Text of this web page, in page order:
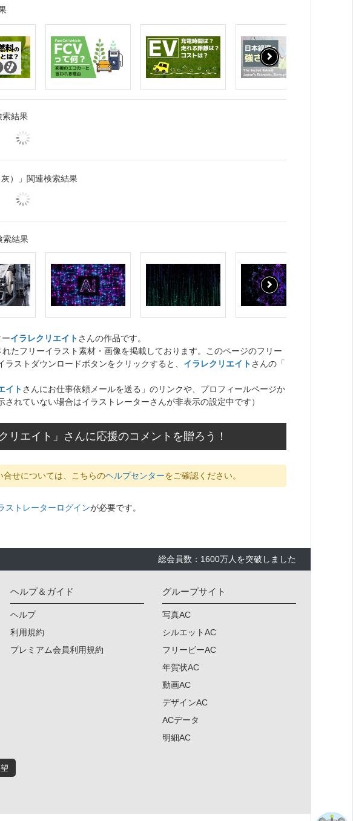
索結果
）」関連検索結果
索結果
イラレクリエイトさんの作品です。
たフリーイラスト素材・画像を掲載しております。このページのフリー
ラストダウンロードボタンをクリックすると、 イラレクリエイトさんの「
イトさんにお仕事依頼メールを送る」のリンクや、プロフィールページか
れていない場合はイラストレーターさんが非表示の設定中です）
エイト」さんに応援のコメントを贈ろう！
せについては、こちらのヘルプセンターをご確認ください。
ストレーターログインが必要です。
総会員数：1600万人を突破しました
ヘルプ＆ガイド
ヘルプ
利用規約
プレミアム会員利用規約
グループサイト
写真AC
シルエットAC
フリービーAC
年賀状AC
動画AC
デザインAC
ACデータ
明細AC